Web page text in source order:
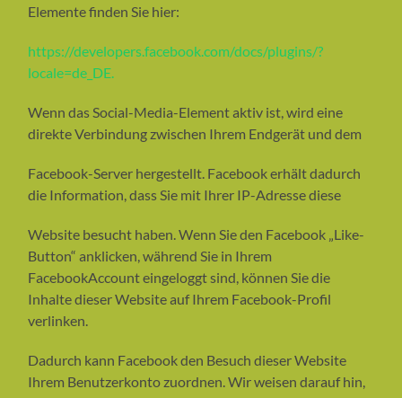
Elemente finden Sie hier:
https://developers.facebook.com/docs/plugins/?
locale=de_DE.
Wenn das Social-Media-Element aktiv ist, wird eine
direkte Verbindung zwischen Ihrem Endgerät und dem
Facebook-Server hergestellt. Facebook erhält dadurch
die Information, dass Sie mit Ihrer IP-Adresse diese
Website besucht haben. Wenn Sie den Facebook „Like-
Button“ anklicken, während Sie in Ihrem
FacebookAccount eingeloggt sind, können Sie die
Inhalte dieser Website auf Ihrem Facebook-Profil
verlinken.
Dadurch kann Facebook den Besuch dieser Website
Ihrem Benutzerkonto zuordnen. Wir weisen darauf hin,